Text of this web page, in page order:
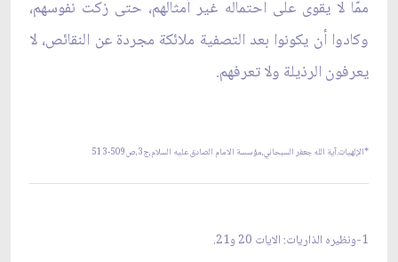
ممّا لا يقوى على احتماله غير أمثالهم، حتى زكت نفوسهم،
وكادوا أن يكونوا بعد التصفية ملائكة مجردة عن النقائص، لا
يعرفون الرذيلة ولا تعرفهم.
*الإلهيات.آية الله جعفر السبحاني،مؤسسة الامام الصادق عليه السلام،ج3،ص509-513
1-ونظيره الذاريات: الايات 20 و21.